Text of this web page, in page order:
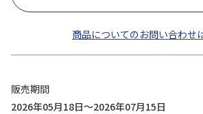
商品についてのお問い合わせ
販売期間
2026年05月18日～2026年07月15日